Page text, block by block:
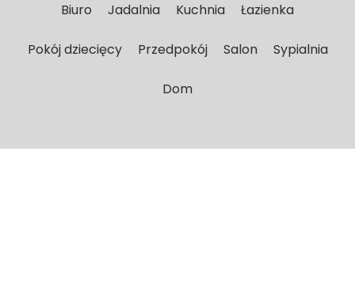
Biuro Jadalnia Kuchnia Łazienka
Pokój dziecięcy Przedpokój Salon Sypialnia
Dom